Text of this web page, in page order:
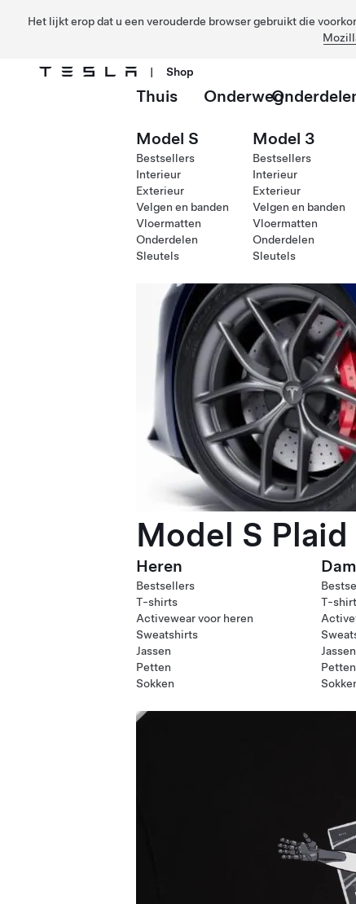
Het lijkt erop dat u een verouderde browser gebruikt die
| Shop
Thuis Onderweg
Model S
Bestsellers
Interieur
Exterieur
Velgen en banden
Vloermatten
Onderdelen
Sleutels
Model 3
Bestsellers
Interieur
Exterieur
Velgen en banden
Vloermatten
Onderdelen
Sleutels
Model S
Heren
Bestsellers
T-shirts
Activewear voor heren
Sweatshirts
Jassen
Petten
Sokken
T-
Jassen
Petten